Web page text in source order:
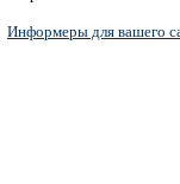
Информеры для вашего